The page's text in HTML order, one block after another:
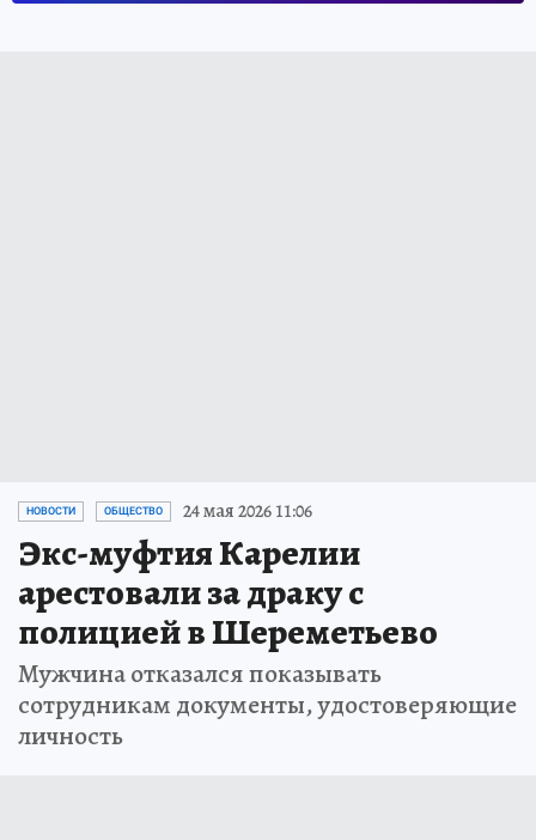
НОВОСТИ ОБЩЕСТВО 24 мая 2026 11:06
Экс-муфтия Карелии
арестовали за драку с
полицией в Шереметьево
Мужчина отказался показывать
сотрудникам документы, удостоверяющие
личность